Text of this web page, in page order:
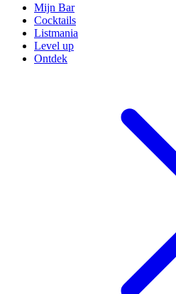
Mijn Bar
Cocktails
Listmania
Level up
Ontdek